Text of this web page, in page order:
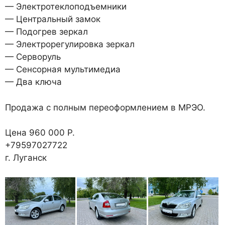
— Электротеклоподъемники
— Центральный замок
— Подогрев зеркал
— Электрорегулировка зеркал
— Серворуль
— Сенсорная мультимедиа
— Два ключа
Продажа с полным переоформлением в МРЭО.
Цена 960 000 Р.
+79597027722
г. Луганск